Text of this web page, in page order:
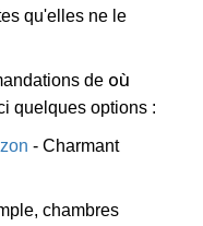
qu'elles ne le
de où
quelques options :
- Charmant
chambres